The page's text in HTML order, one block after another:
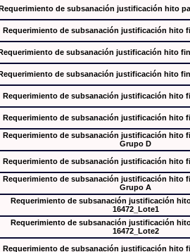
de subsanación justificación hito
Requerimiento de subsanación justificación hito
de subsanación justificación hito
de subsanación justificación hito
Requerimiento de subsanación justificación hito
Requerimiento de subsanación justificación hito
Requerimiento de subsanación justificación hito
Grupo D
Requerimiento de subsanación justificación hito
Requerimiento de subsanación justificación hito
Grupo A
Requerimiento de subsanación justificación
16472_Lote1
Requerimiento de subsanación justificación
16472_Lote2
Requerimiento de subsanación justificación hito